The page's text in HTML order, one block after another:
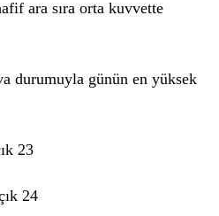
ara sıra orta kuvvette
durumuyla günün en yüksek
23
24